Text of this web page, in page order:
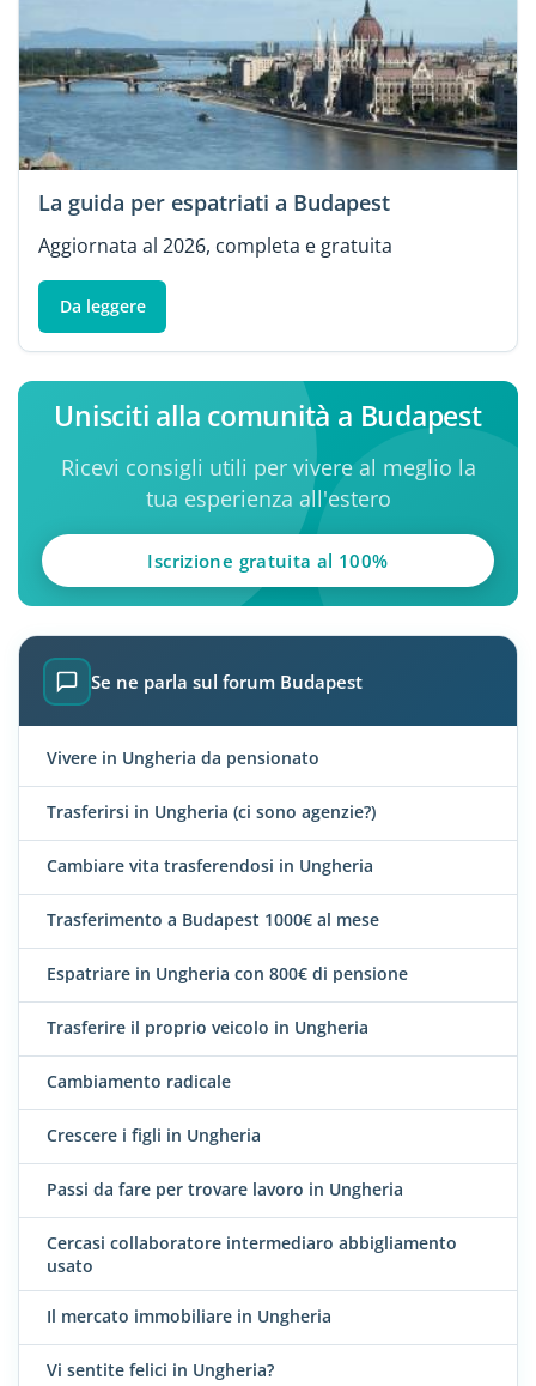
La guida per espatriati a Budapest
Aggiornata al 2026, completa e gratuita
Da leggere
Unisciti alla comunità a Budapest
Ricevi consigli utili per vivere al meglio la
tua esperienza all'estero
Iscrizione gratuita al 100%
Se ne parla sul forum Budapest
Vivere in Ungheria da pensionato
Trasferirsi in Ungheria (ci sono agenzie?)
Cambiare vita trasferendosi in Ungheria
Trasferimento a Budapest 1000€ al mese
Espatriare in Ungheria con 800€ di pensione
Trasferire il proprio veicolo in Ungheria
Cambiamento radicale
Crescere i figli in Ungheria
Passi da fare per trovare lavoro in Ungheria
Cercasi collaboratore intermediaro abbigliamento
usato
Il mercato immobiliare in Ungheria
Vi sentite felici in Ungheria?